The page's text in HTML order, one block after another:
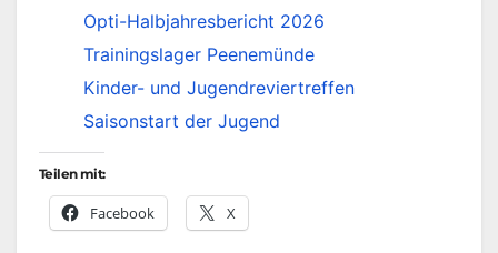
Opti-Halbjahresbericht 2026
Trainingslager Peenemünde
Kinder- und Jugendreviertreffen
Saisonstart der Jugend
Teilen mit:
Facebook X